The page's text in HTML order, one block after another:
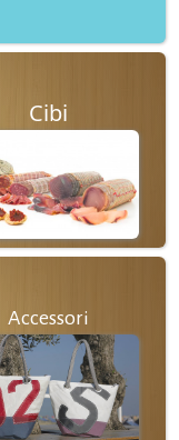
Cibi
Accessori